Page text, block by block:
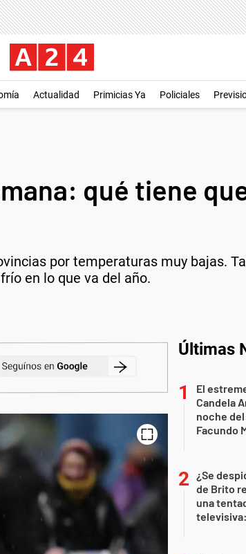
Actualidad Primicias Ya Policiales
qué tiene
por temperaturas muy bajas.
en lo que va del año.
Últimas
El
Candela
noche
Facundo
¿Se
de Brito
una